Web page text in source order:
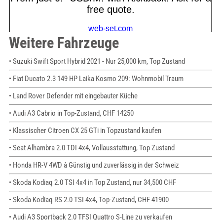
Weitere Fahrzeuge
• Suzuki Swift Sport Hybrid 2021 - Nur 25,000 km, Top Zustand
• Fiat Ducato 2.3 149 HP Laika Kosmo 209: Wohnmobil Traum
• Land Rover Defender mit eingebauter Küche
• Audi A3 Cabrio in Top-Zustand, CHF 14250
• Klassischer Citroen CX 25 GTi in Topzustand kaufen
• Seat Alhambra 2.0 TDI 4x4, Vollausstattung, Top Zustand
• Honda HR-V 4WD â Günstig und zuverlässig in der Schweiz
• Skoda Kodiaq 2.0 TSI 4x4 in Top Zustand, nur 34,500 CHF
• Skoda Kodiaq RS 2.0 TSI 4x4, Top-Zustand, CHF 41900
• Audi A3 Sportback 2.0 TFSI Quattro S-Line zu verkaufen